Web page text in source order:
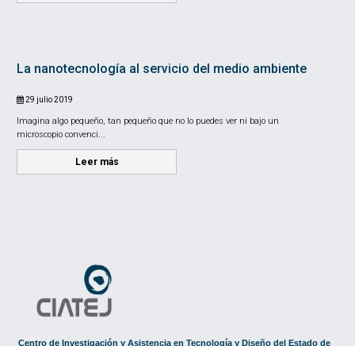
La nanotecnología al servicio del medio ambiente
29 julio 2019
Imagina algo pequeño, tan pequeño que no lo puedes ver ni bajo un
microscopio convenci...
Leer más
Centro de Investigación y Asistencia en Tecnología y Diseño del Estado de